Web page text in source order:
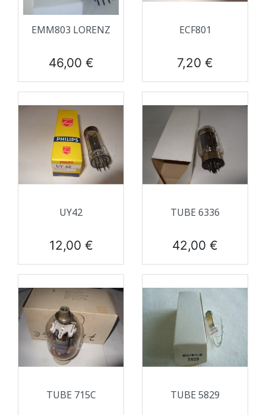
EMM803 LORENZ
Prix
46,00 €
ECF801
Prix
7,20 €
UY42
Prix
12,00 €
TUBE 6336
Prix
42,00 €
TUBE 715C TUBE 5829